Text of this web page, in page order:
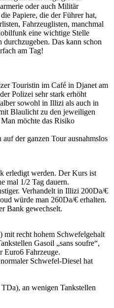
oder auch Militär
Papiere, die der Führer hat,
Fahrzeuglisten, manchmal
eine wichtige Stelle
Das kann schon
am Tag!
Touristin im Café in Djanet am
Polizei sehr stark erhöht
sowohl in Illizi als auch in
Blaulicht zu den jeweiligen
möchte das Risiko
der ganzen Tour ausnahmslos
erledigt werden. Der Kurs ist
mal 1/2 Tag dauern.
Verhandelt in Illizi 200Da/€
würde man 260Da/€ erhalten.
Bank gewechselt.
recht hohem Schwefelgehalt
Gasoil „sans soufre“,
Euro6 Fahrzeuge.
Schwefel-Diesel hat
an wenigen Tankstellen